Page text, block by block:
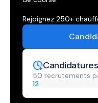
Rejoignez 250+
50 recrutements
12